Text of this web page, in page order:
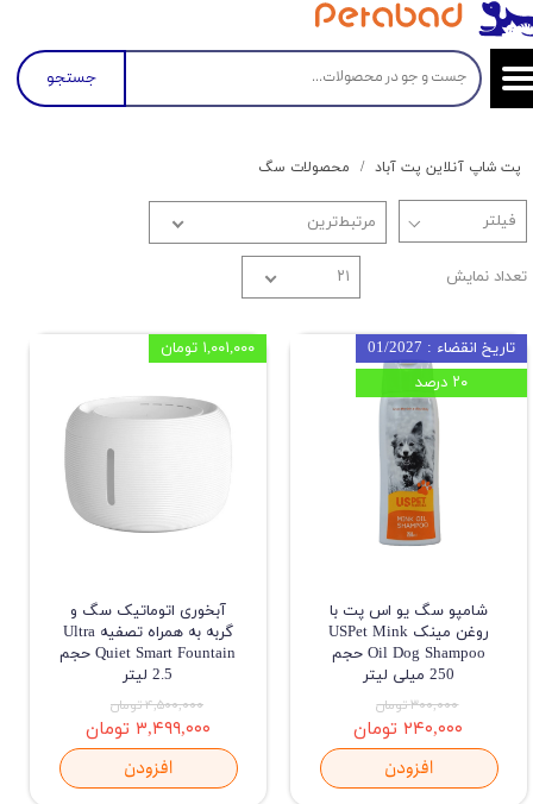
جستجو
پت شاپ آنلاین پت آباد محصولات سگ
مرتبط‌ترین
تعداد نمایش ۲۱
شامپو سگ یو اس پت با
روغن مینک USPet Mink
Oil Dog Shampoo حجم
250 میلی لیتر
۳۰۰,۰۰۰ تومان
۲۴۰,۰۰۰ تومان
افزودن
تاریخ انقضاء : 01/2027
۲۰ درصد
آبخوری اتوماتیک سگ و
گربه به همراه تصفیه Ultra
Quiet Smart Fountain حجم
2.5 لیتر
۴,۵۰۰,۰۰۰ تومان
۳,۴۹۹,۰۰۰ تومان
افزودن
۱,۰۰۱,۰۰۰ تومان